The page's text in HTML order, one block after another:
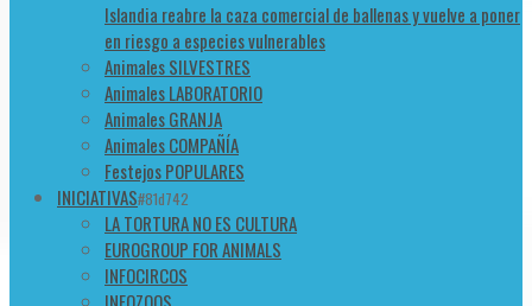
Islandia reabre la caza comercial de ballenas y vuelve a poner
en riesgo a especies vulnerables
Animales SILVESTRES
Animales LABORATORIO
Animales GRANJA
Animales COMPAÑÍA
Festejos POPULARES
INICIATIVAS#81d742
LA TORTURA NO ES CULTURA
EUROGROUP FOR ANIMALS
INFOCIRCOS